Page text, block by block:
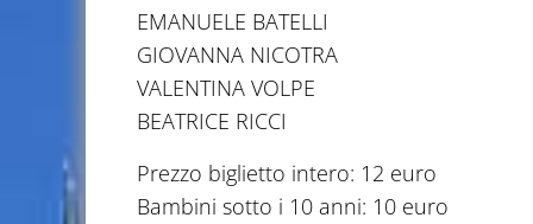
EMANUELE BATELLI
GIOVANNA NICOTRA
VALENTINA VOLPE
BEATRICE RICCI
Prezzo biglietto intero: 12 euro
Bambini sotto i 10 anni: 10 euro